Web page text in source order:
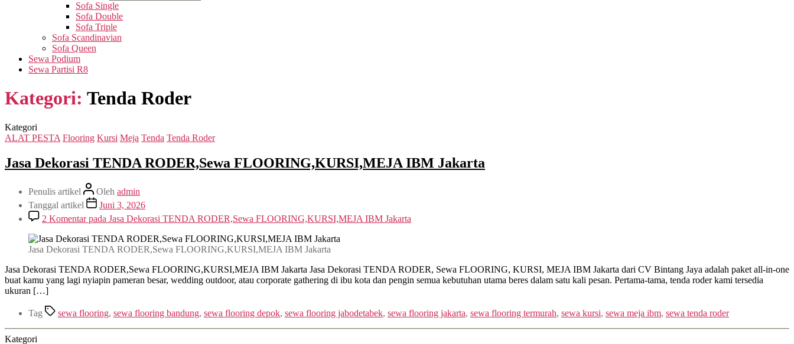
Sofa Single
Sofa Double
Sofa Triple
Sofa Scandinavian
Sofa Queen
Sewa Podium
Sewa Partisi R8
Kategori: Tenda Roder
Kategori
ALAT PESTA Flooring Kursi Meja Tenda Tenda Roder
Jasa Dekorasi TENDA RODER,Sewa FLOORING,KURSI,MEJA IBM Jakarta
Penulis artikel Oleh admin
Tanggal artikel
Juni 3, 2026
2 Komentarpada Jasa Dekorasi TENDA RODER,Sewa FLOORING,KURSI,MEJA IBM Jakarta
Jasa Dekorasi TENDA RODER,Sewa FLOORING,KURSI,MEJA IBM Jakarta
Jasa Dekorasi TENDA RODER,Sewa FLOORING,KURSI,MEJA IBM Jakarta Jasa Dekorasi TENDA RODER, Sewa FLOORING, KURSI, MEJA IBM Jakarta dari CV Bintang Jaya adalah paket all-in-one
buat kamu yang lagi nyiapin pameran besar, wedding outdoor, atau corporate gathering di ibu kota dan pengin semua kebutuhan utama beres dalam satu kali pesan. Pertama-tama, tenda roder kami tersedia
ukuran […]
Tag sewa flooring, sewa flooring bandung, sewa flooring depok, sewa flooring jabodetabek, sewa flooring jakarta, sewa flooring termurah, sewa kursi, sewa meja ibm, sewa tenda roder
Kategori